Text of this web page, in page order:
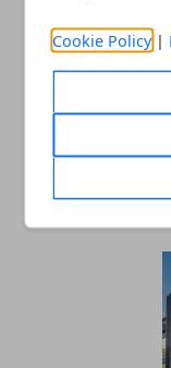
Cookie Policy |
Social
Complicato